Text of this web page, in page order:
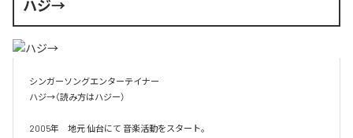
ハジ→
シンガーソングエンターテイナー
ハジ→（読み方はハジー）
2005年　地元 仙台にて 音楽活動をスタート。